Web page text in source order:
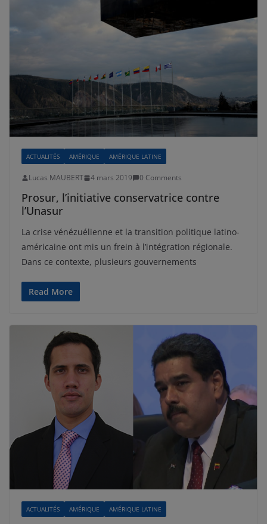
ACTUALITÉS AMÉRIQUE AMÉRIQUE LATINE
Lucas MAUBERT 4 mars 2019 0 Comments
Prosur, l’initiative conservatrice contre
l’Unasur
La crise vénézuélienne et la transition politique latino-
américaine ont mis un frein à l’intégration régionale.
Dans ce contexte, plusieurs gouvernements
Read More
ACTUALITÉS AMÉRIQUE AMÉRIQUE LATINE